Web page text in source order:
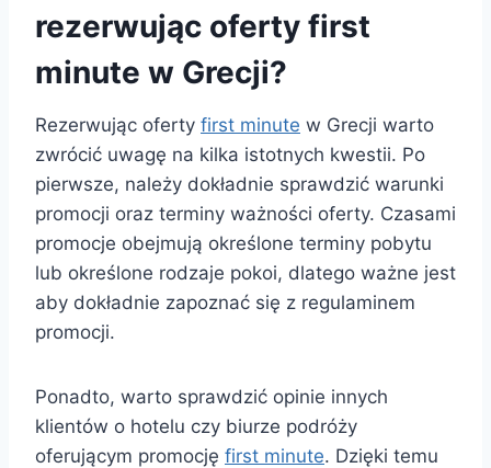
rezerwując oferty first
minute w Grecji?
Rezerwując oferty first minute w Grecji warto
zwrócić uwagę na kilka istotnych kwestii. Po
pierwsze, należy dokładnie sprawdzić warunki
promocji oraz terminy ważności oferty. Czasami
promocje obejmują określone terminy pobytu
lub określone rodzaje pokoi, dlatego ważne jest
aby dokładnie zapoznać się z regulaminem
promocji.
Ponadto, warto sprawdzić opinie innych
klientów o hotelu czy biurze podróży
oferującym promocję first minute. Dzięki temu